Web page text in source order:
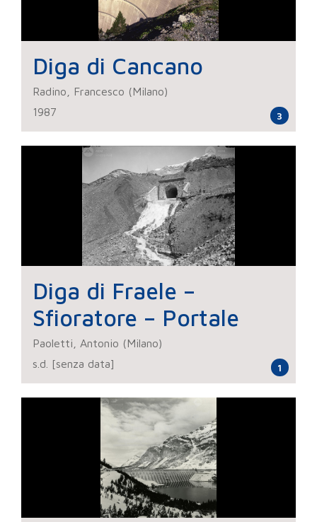
Diga di Cancano
Radino, Francesco (Milano)
1987
3
Diga di Fraele –
Sfioratore – Portale
Paoletti, Antonio (Milano)
s.d. [senza data]
1